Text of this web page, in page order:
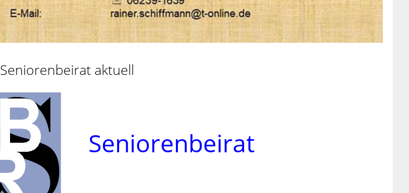
Seniorenbeirat aktuell
Seniorenbeirat